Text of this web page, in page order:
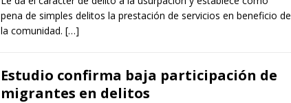
pena de simples delitos la prestación de servicios en beneficio de
la comunidad. […]
Estudio confirma baja participación de
migrantes en delitos